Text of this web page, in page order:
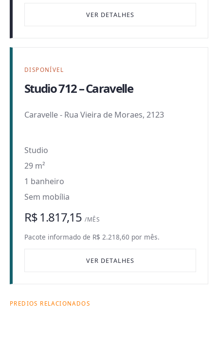
VER DETALHES
DISPONÍVEL
Studio 712 – Caravelle
Caravelle- Rua Vieira de Moraes, 2123
Studio
29 m²
1 banheiro
Sem mobília
R$ 1.817,15 /MÊS
Pacote informado de R$ 2.218,60 por mês.
VER DETALHES
PREDIOS RELACIONADOS